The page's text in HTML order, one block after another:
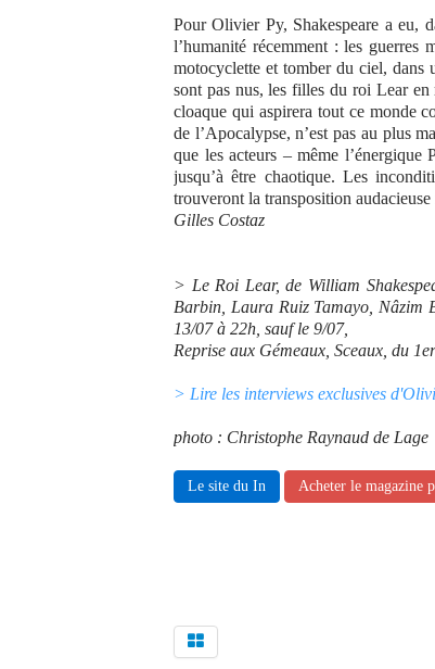
Pour Olivier Py, Shakespeare a eu,
l’humanité récemment : les guerres
motocyclette et tomber du ciel, dans
sont pas nus, les filles du roi Lear
cloaque qui aspirera tout ce monde
de l’Apocalypse, n’est pas au plus
que les acteurs – même
jusqu’à être chaotique. Les
trouveront la transposition
Gilles Costaz
> Le Roi Lear, de William
Barbin, Laura Ruiz Tamayo, Nâzim
13/07 à 22h, sauf le 9/07,
Reprise aux Gémeaux, Sceaux, du
> Lire les interviews exclusives
photo : Christophe Raynaud de Lage
Le site du In Acheter le magazine